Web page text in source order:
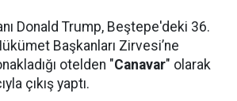
Donald Trump, Beştepe'deki 36.⁠
Başkanları Zirvesi’ne
otelden "Canavar" olarak
çıkış yaptı.